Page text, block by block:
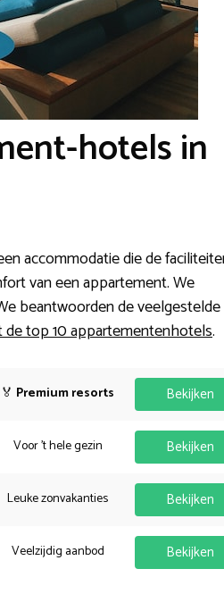
hotels in
accommodatie die de
van een appartement. We
beantwoorden de veelgestelde
top 10 appartementenhotels.
🏅 Premium resorts Bekijken
Voor 't hele gezin Bekijken
Leuke zonvakanties Bekijken
Veelzijdig aanbod Bekijken